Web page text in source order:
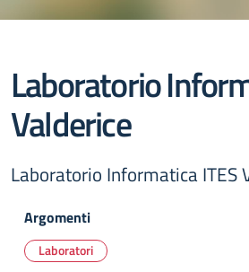
Laboratorio
Valderice
Laboratorio Informatica ITES
Argomenti
Laboratori